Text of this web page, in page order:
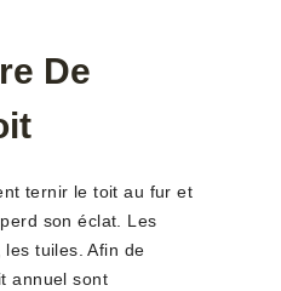
De
ternir le toit au fur et
son éclat. Les
tuiles. Afin de
annuel sont